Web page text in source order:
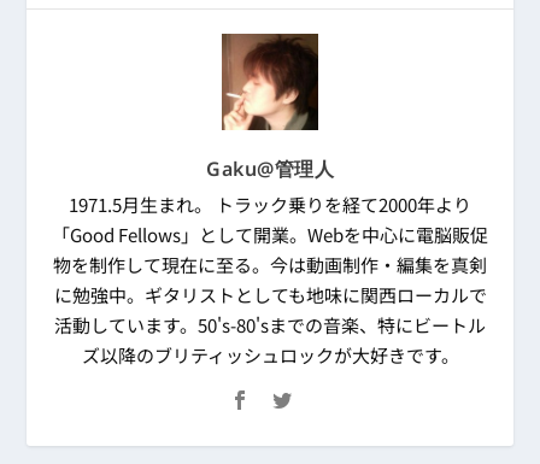
Gaku@管理人
1971.5月生まれ。 トラック乗りを経て2000年より
「Good Fellows」として開業。Webを中心に電脳販促
物を制作して現在に至る。今は動画制作・編集を真剣
に勉強中。ギタリストとしても地味に関西ローカルで
活動しています。50's-80'sまでの音楽、特にビートル
ズ以降のブリティッシュロックが大好きです。